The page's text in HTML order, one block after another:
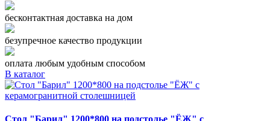
бесконтактная доставка на дом
безупречное качество продукции
оплата любым удобным способом
В каталог